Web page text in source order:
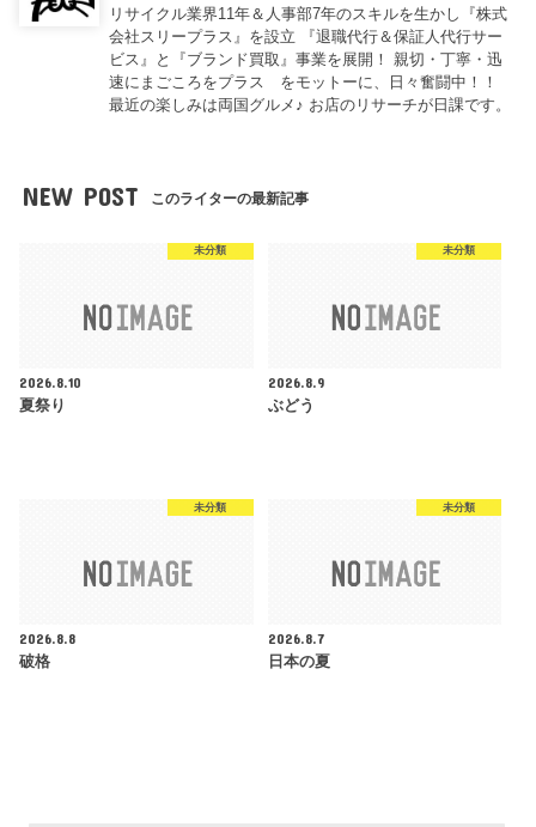
リサイクル業界11年＆人事部7年のスキルを生かし『株式
会社スリープラス』を設立 『退職代行＆保証人代行サー
ビス』と『ブランド買取』事業を展開！ 親切・丁寧・迅
速にまごころをプラス をモットーに、日々奮闘中！！
最近の楽しみは両国グルメ♪ お店のリサーチが日課です。
NEW POST このライターの最新記事
未分類
2026.8.10
夏祭り
未分類
2026.8.9
ぶどう
未分類
2026.8.8
破格
未分類
2026.8.7
日本の夏